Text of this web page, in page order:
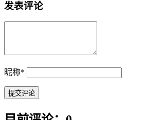
发表评论
昵称*